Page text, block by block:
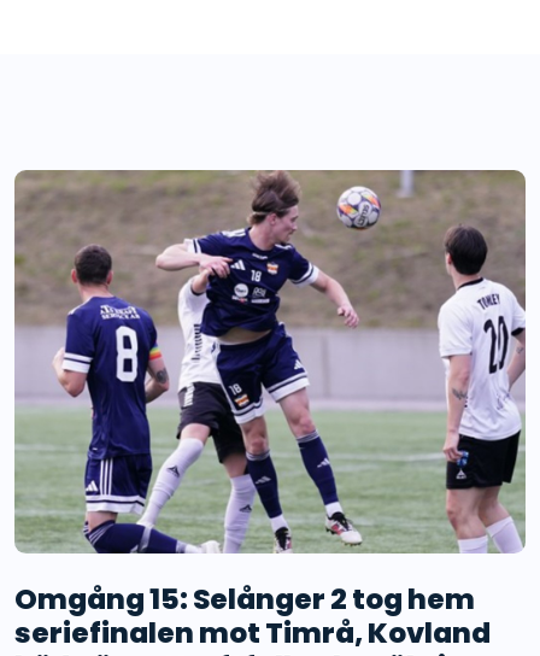
Omgång 15: Selånger 2 tog hem
seriefinalen mot Timrå, Kovland